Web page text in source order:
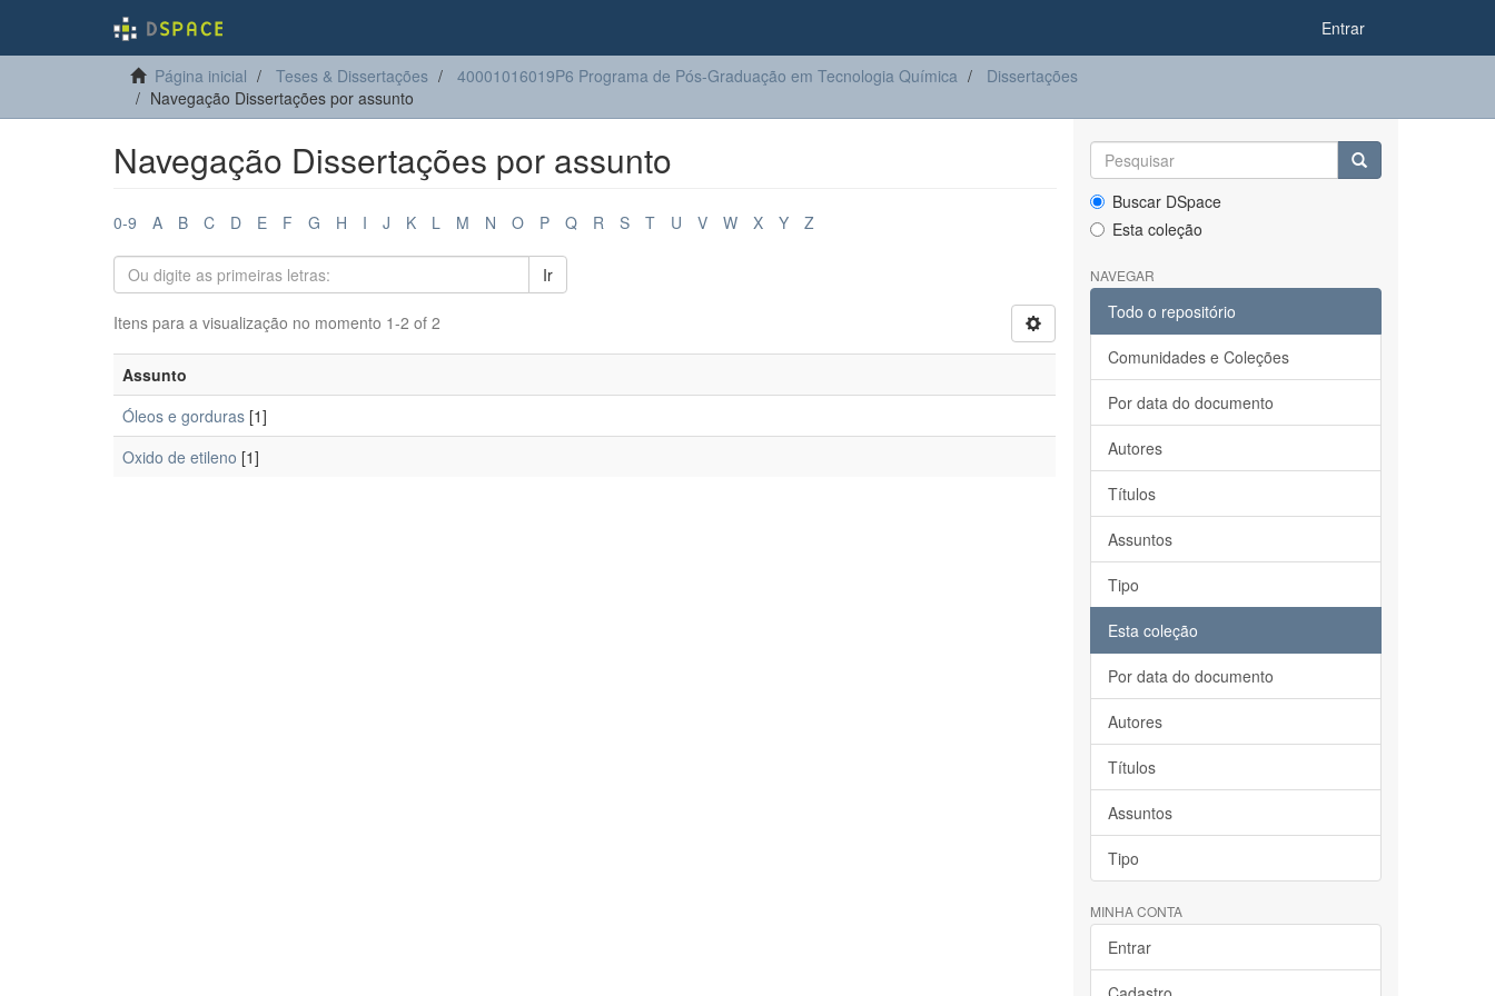
Entrar
Página inicial Teses & Dissertações 40001016019P6 Programa de Pós-Graduação em Tecnologia Química
Dissertações
Navegação Dissertações por assunto
Navegação Dissertações por assunto
0-9 A B C D E F G H I J K L M N O P Q R S T U V W X Y Z
Ir
Itens para a visualização no momento 1-2 of 2
Assunto
Óleos e gorduras [1]
Oxido de etileno [1]
Buscar DSpace
Esta coleção
NAVEGAR
Todo o repositório
Comunidades e Coleções
Por data do documento
Autores
Títulos
Assuntos
Tipo
Esta coleção
Por data do documento
Autores
Títulos
Assuntos
Tipo
MINHA CONTA
Entrar